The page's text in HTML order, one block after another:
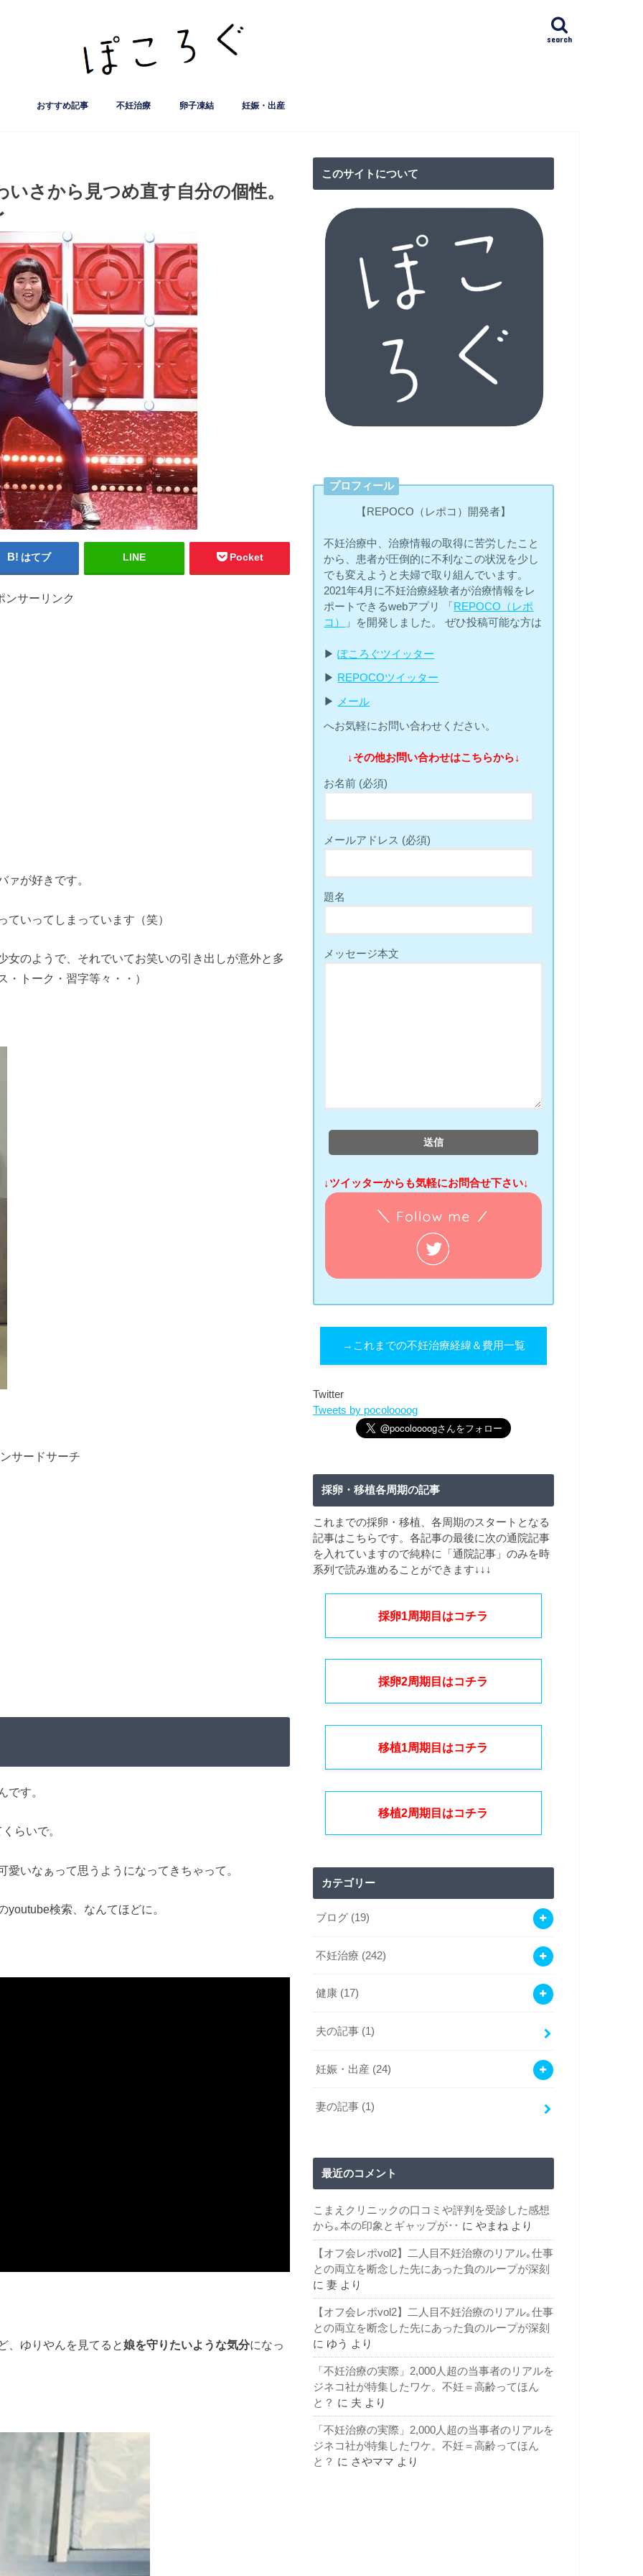
search
おすすめ記事 不妊治療 卵子凍結 妊娠・出産
さから見つめ直す自分の個性。
はてブ LINE Pocket
ンサーリンク
が好きです。
いってしまっています（笑）
女のようで、それでいてお笑いの引き出しが意外と多
トーク・習字等々・・）
サードサーチ
です。
らいで。
いなぁって思うようになってきちゃって。
検索、なんてほどに。
、ゆりやんを見てると娘を守りたいような気分になっ
このサイトについて
プロフィール
【REPOCO（レポコ）開発者】
不妊治療中、治療情報の取得に苦労したこと
から、患者が圧倒的に不利なこの状況を少し
でも変えようと夫婦で取り組んでいます。
2021年4月に不妊治療経験者が治療情報をレ
ポートできるwebアプリ 「 REPOCO（レポ
コ）
」を開発しました。 ぜひ投稿可能な方は
▶︎ぽころぐツイッター
▶︎ REPOCOツイッター
▶︎ メール
へお気軽にお問い合わせください。
↓その他お問い合わせはこちらから↓
お名前 (必須)
メールアドレス (必須)
題名
メッセージ本文
↓ツイッターからも気軽にお問合せ下さい↓
→これまでの不妊治療経緯＆費用一覧
Twitter
Tweets by pocoloooog
採卵・移植各周期の記事
これまでの採卵・移植、各周期のスタートとなる
記事はこちらです。各記事の最後に次の通院記事
を入れていますので純粋に「通院記事」のみを時
系列で読み進めることができます↓↓↓
採卵1周期目はコチラ
採卵2周期目はコチラ
移植1周期目はコチラ
移植2周期目はコチラ
カテゴリー
ブログ (19)
不妊治療 (242)
健康 (17)
夫の記事 (1)
妊娠・出産 (24)
妻の記事 (1)
最近のコメント
こまえクリニックの口コミや評判を受診した感想
から｡本の印象とギャップが･･ に やまね より
【オフ会レポvol2】二人目不妊治療のリアル｡仕事
との両立を断念した先にあった負のループが深刻
に 妻 より
【オフ会レポvol2】二人目不妊治療のリアル｡仕事
との両立を断念した先にあった負のループが深刻
に ゆう より
「不妊治療の実際」2,000人超の当事者のリアルを
ジネコ社が特集したワケ。不妊＝高齢ってほん
と？ に 夫 より
「不妊治療の実際」2,000人超の当事者のリアルを
ジネコ社が特集したワケ。不妊＝高齢ってほん
と？ に さやママ より